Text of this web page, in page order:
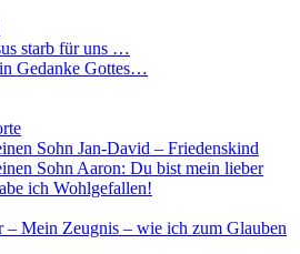
starb für uns …
Gedanke Gottes…
Sohn Jan-David – Friedenskind
Sohn Aaron: Du bist mein lieber
ich Wohlgefallen!
– Mein Zeugnis – wie ich zum Glauben